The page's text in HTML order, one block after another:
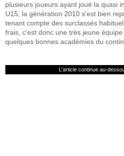
plusieurs joueurs ayant joué la quasi
U15, la génération 2010 s'est bien
tenant compte des surclassés
frais, c'est donc une très jeune
quelques bonnes académies du
L'article continue au-